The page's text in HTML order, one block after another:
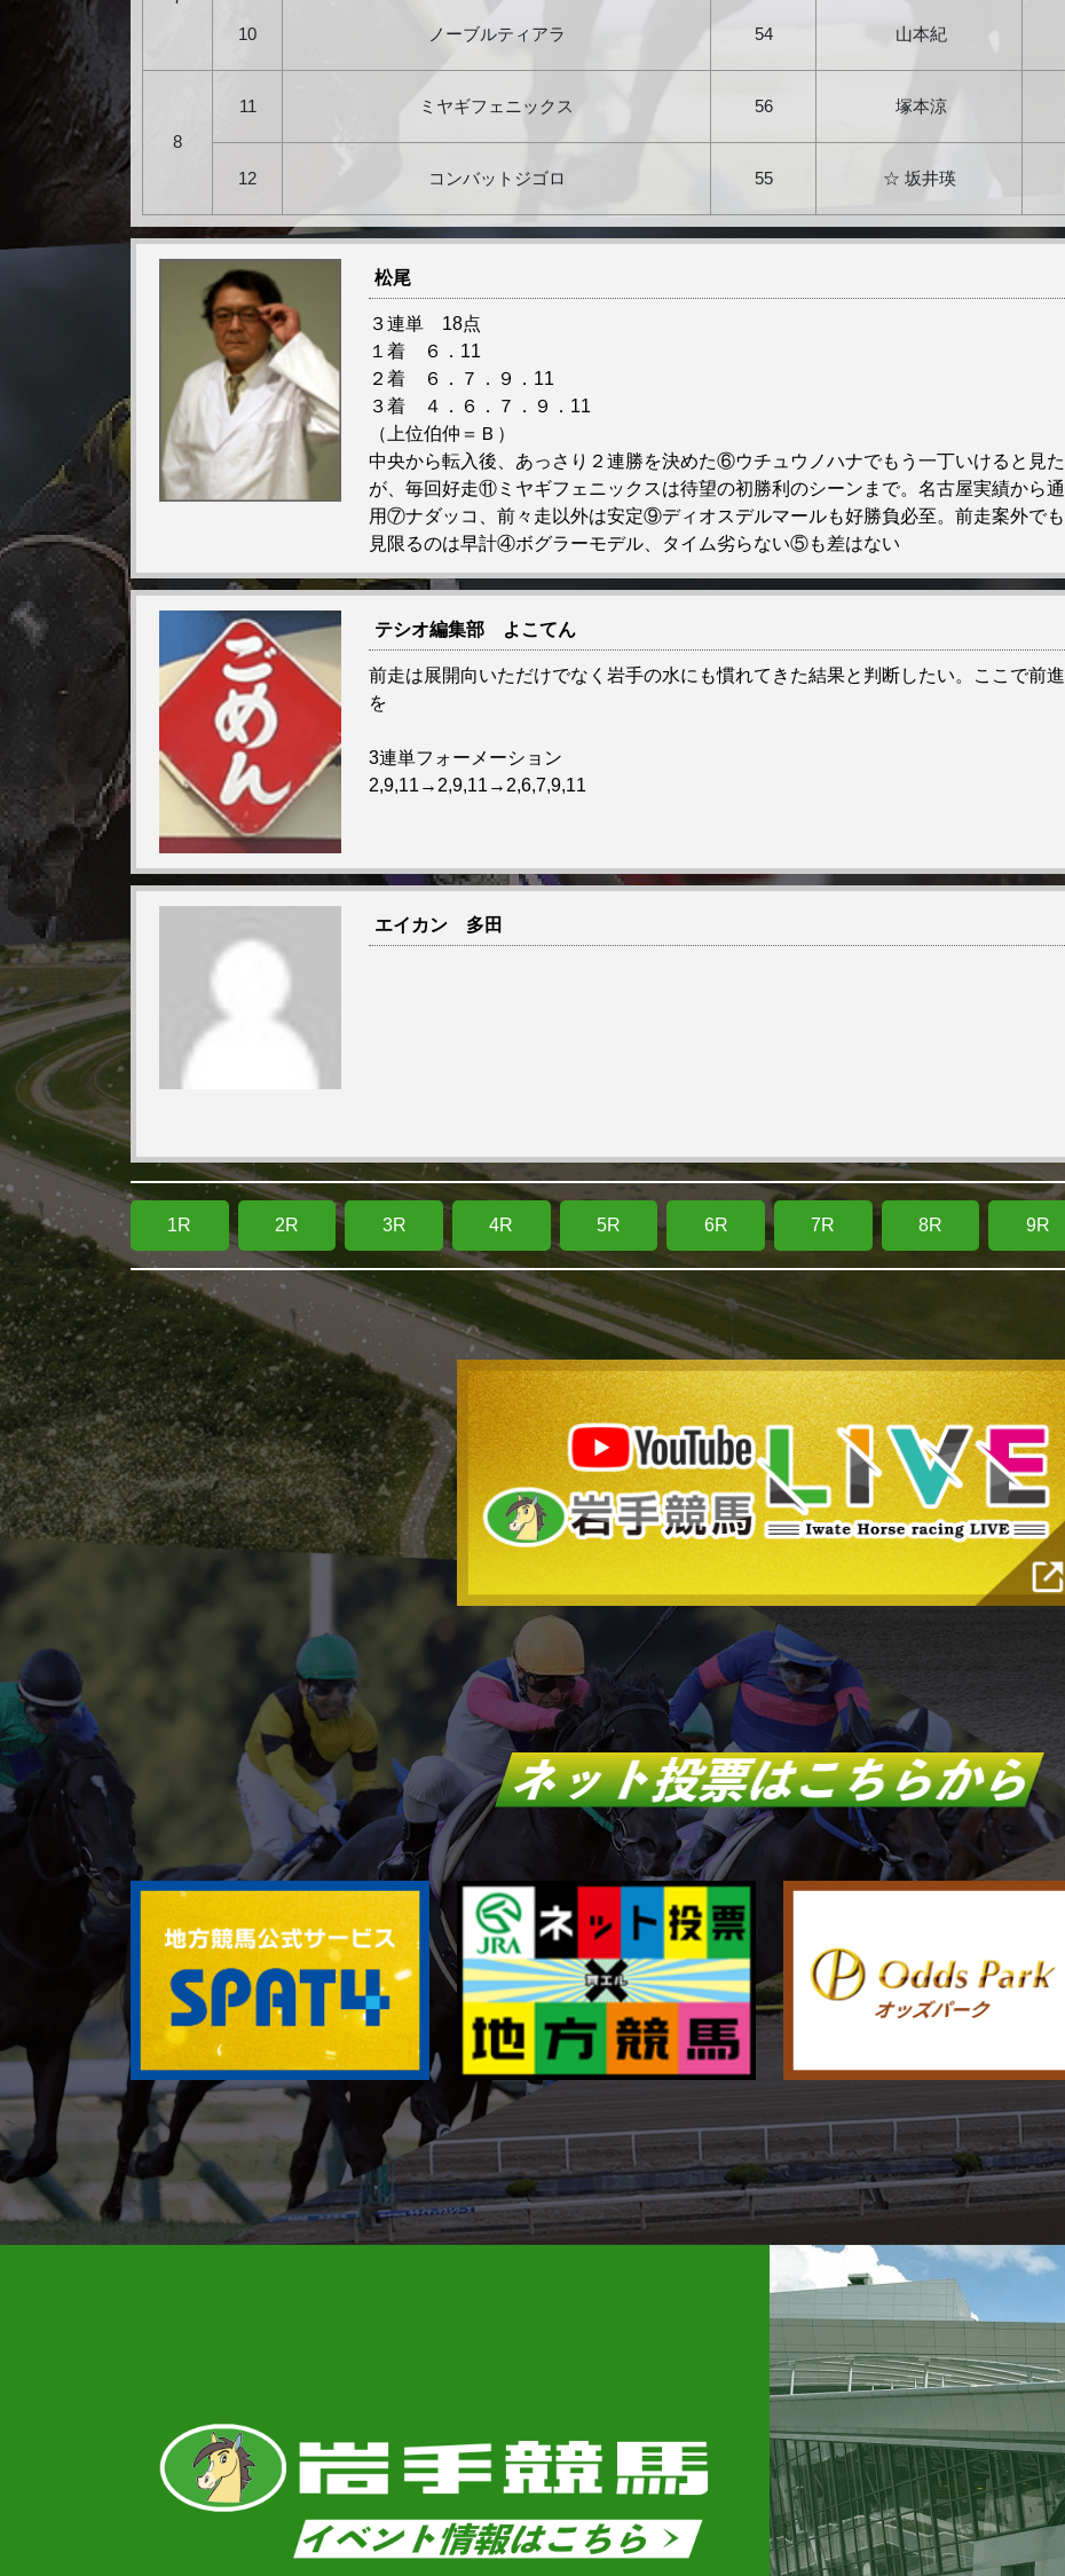
10 ノーブルティアラ 54 山本紀
8
11 ミヤギフェニックス 56 塚本涼
12 コンバットジゴロ 55 ☆ 坂井瑛
松尾
３連単 18点
１着 ６．11
２着 ６．７．９．11
３着 ４．６．７．９．11
（上位伯仲＝Ｂ）
中央から転入後、あっさり２連勝を決めた⑥ウチュウノハナでもう一丁いけると見た
が、毎回好走⑪ミヤギフェニックスは待望の初勝利のシーンまで。名古屋実績から通
用⑦ナダッコ、前々走以外は安定⑨ディオスデルマールも好勝負必至。前走案外でも
見限るのは早計④ボグラーモデル、タイム劣らない⑤も差はない
テシオ編集部 よこてん
前走は展開向いただけでなく岩手の水にも慣れてきた結果と判断したい。ここで前進
を
3連単フォーメーション
2,9,11→2,9,11→2,6,7,9,11
エイカン 多田
1R 2R 3R 4R 5R 6R 7R 8R 9R